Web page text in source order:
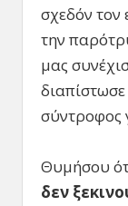
σχεδόν τον
την
μας
διαπίστωσε
σύντροφος
Θυμήσου
δεν